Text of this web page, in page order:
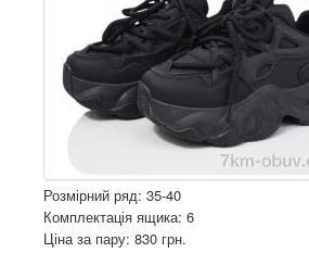
Розмірний ряд: 35-40
Комплектація ящика: 6
Ціна за пару: 830 грн.